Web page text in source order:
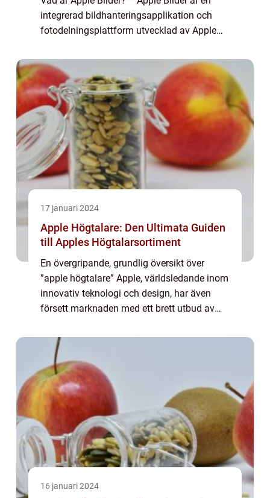
integrerad bildhanteringsapplikation och
fotodelningsplattform utvecklad av Apple
Apples tidigare fotoprogram, iPhoto. A...
17 januari 2024
Apple Högtalare: Den Ultimata Guiden
till Apples Högtalarsortiment
En övergripande, grundlig översikt över
”apple högtalare” Apple, världsledande inom
innovativ teknologi och design, har även
försett marknaden med ett brett utbud av
för sin imponerande ljudkvali...
16 januari 2024